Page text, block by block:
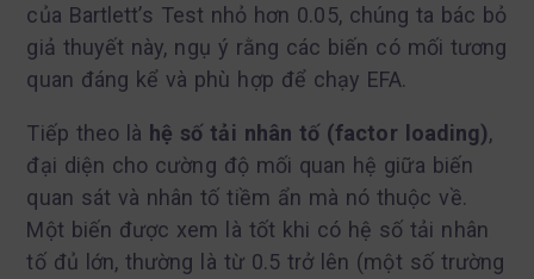
của Bartlett’s Test nhỏ hơn 0.05, chúng ta bác bỏ
giả thuyết này, ngụ ý rằng các biến có mối tương
quan đáng kể và phù hợp để chạy EFA.
Tiếp theo là hệ số tải nhân tố (factor loading),
đại diện cho cường độ mối quan hệ giữa biến
quan sát và nhân tố tiềm ẩn mà nó thuộc về.
Một biến được xem là tốt khi có hệ số tải nhân
tố đủ lớn, thường là từ 0.5 trở lên (một số trường